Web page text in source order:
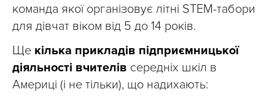
команда якої організовує літні STEM-табори
для дівчат віком від 5 до 14 років.
Ще кілька прикладів підприємницької
діяльності вчителів середніх шкіл в
Америці (і не тільки), що надихають: